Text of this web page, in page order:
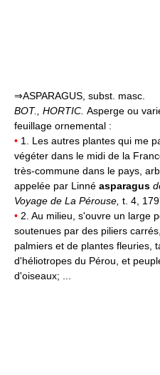
⇒ASPARAGUS, subst. masc.
BOT., HORTIC. Asperge ou
feuillage ornemental :
• 1. Les autres plantes qui me
végéter dans le midi de la
très-commune dans le pays,
appelée par Linné asparagus
Voyage de La Pérouse, t. 4,
• 2. Au milieu, s'ouvre un large
soutenues par des piliers
palmiers et de plantes fleuries,
d'héliotropes du Pérou, et
d'oiseaux; ...